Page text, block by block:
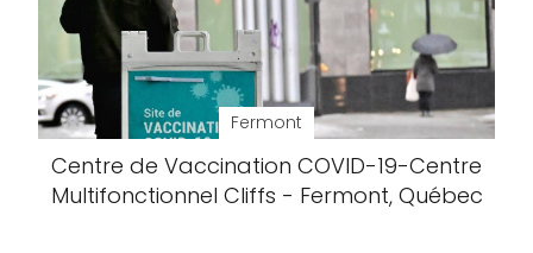
Fermont
Centre de Vaccination COVID-19-Centre
Multifonctionnel Cliffs - Fermont, Québec